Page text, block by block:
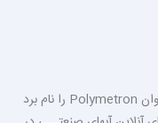
Polymetron را نام برد